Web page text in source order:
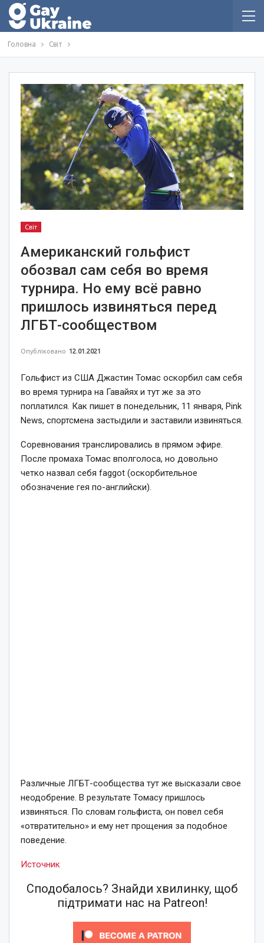
Головна Світ
Світ
Американский гольфист
обозвал сам себя во время
турнира. Но ему всё равно
пришлось извиняться перед
ЛГБТ-сообществом
Опубліковано 12.01.2021
Гольфист из США Джастин Томас оскорбил сам себя
во время турнира на Гавайях и тут же за это
поплатился. Как пишет в понедельник, 11 января, Pink
News, спортсмена застыдили и заставили извиняться.
Соревнования транслировались в прямом эфире.
После промаха Томас вполголоса, но довольно
четко назвал себя faggot (оскорбительное
обозначение гея по-английски).
Различные ЛГБТ-сообщества тут же высказали свое
неодобрение. В результате Томасу пришлось
извиняться. По словам гольфиста, он повел себя
«отвратительно» и ему нет прощения за подобное
поведение.
Источник
Сподобалось? Знайди хвилинку, щоб
підтримати нас на Patreon!